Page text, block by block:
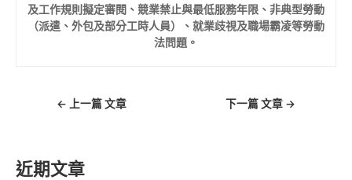
及工作規則擬定審閱、競業禁止與最低服務年限、非典型勞動
（派遣、外包及部分工時人員）、就業歧視及職場霸凌等勞動
法問題。
← 上一篇 文章 下一篇 文章 →
近期文章